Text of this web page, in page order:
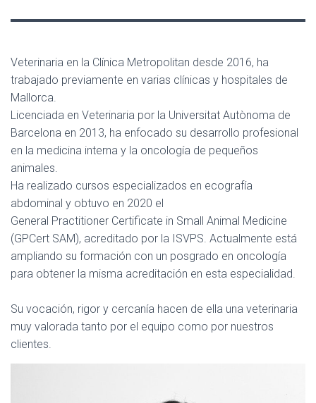
Veterinaria en la Clínica Metropolitan desde 2016, ha
trabajado previamente en varias clínicas y hospitales de
Mallorca.
Licenciada en Veterinaria por la Universitat Autònoma de
Barcelona en 2013, ha enfocado su desarrollo profesional
en la medicina interna y la oncología de pequeños
animales.
Ha realizado cursos especializados en ecografía
abdominal y obtuvo en 2020 el
General Practitioner Certificate in Small Animal Medicine
(GPCert SAM), acreditado por la ISVPS. Actualmente está
ampliando su formación con un posgrado en oncología
para obtener la misma acreditación en esta especialidad.
Su vocación, rigor y cercanía hacen de ella una veterinaria
muy valorada tanto por el equipo como por nuestros
clientes.